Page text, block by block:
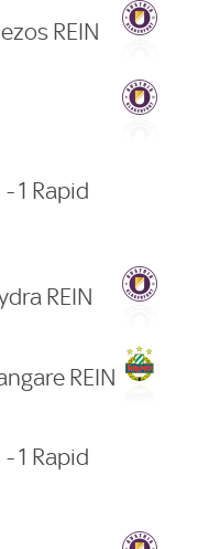
REIN
1 Rapid
REIN
REIN
1 Rapid